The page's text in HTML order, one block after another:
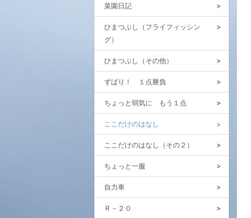
菜園日記
ひまつぶし（フライフィッシン
グ）
ひまつぶし（その他）
ずばり！ １点勝負
ちょっと弱気に もう１点
ここだけのはなし
ここだけのはなし（その２）
ちょっと一服
自力車
Ｒ－２０